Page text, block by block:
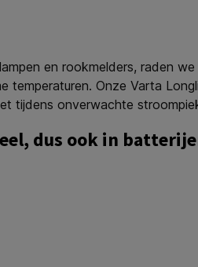
en rookmelders, raden
Onze Varta
tijdens onverwachte
dus ook in